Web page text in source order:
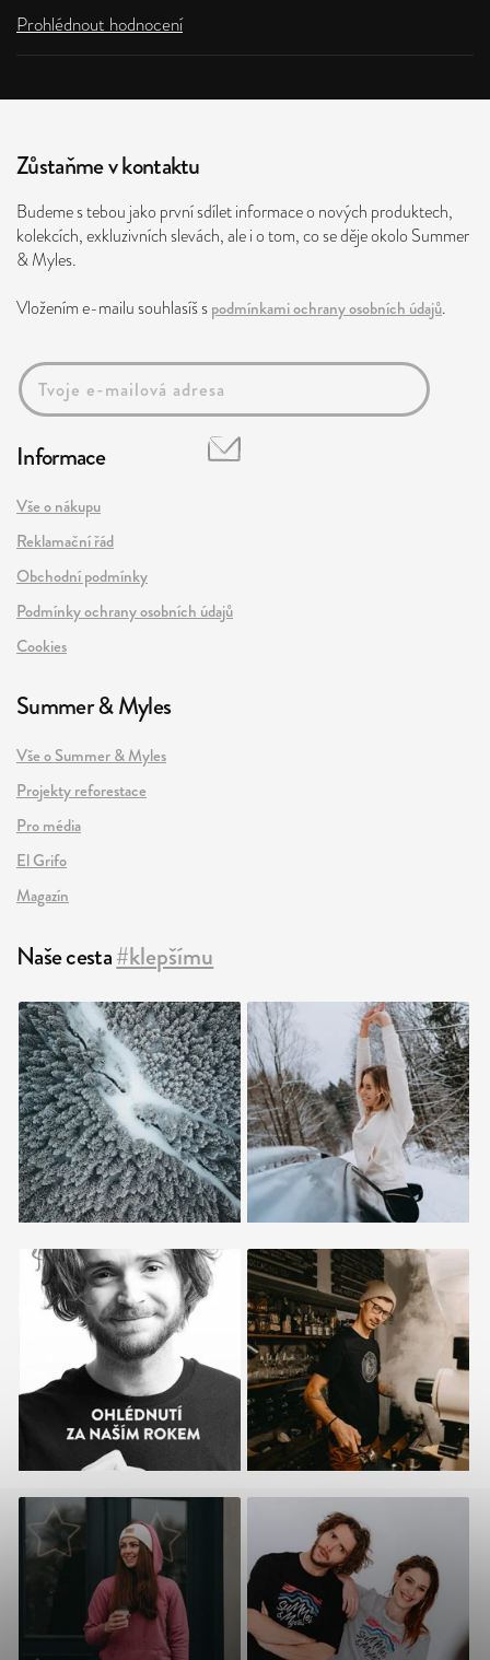
Prohlédnout hodnocení
Zůstaňme v kontaktu
Budeme s tebou jako první sdílet informace o nových produktech,
kolekcích, exkluzivních slevách, ale i o tom, co se děje okolo Summer
& Myles.
Vložením e-mailu souhlasíš spodmínkami ochrany osobních údajů.
Informace
Vše o nákupu
Reklamační řád
Obchodní podmínky
Podmínky ochrany osobních údajů
Cookies
Summer & Myles
Vše o Summer & Myles
Projekty reforestace
Pro média
El Grifo
Magazín
Naše cesta#klepšímu